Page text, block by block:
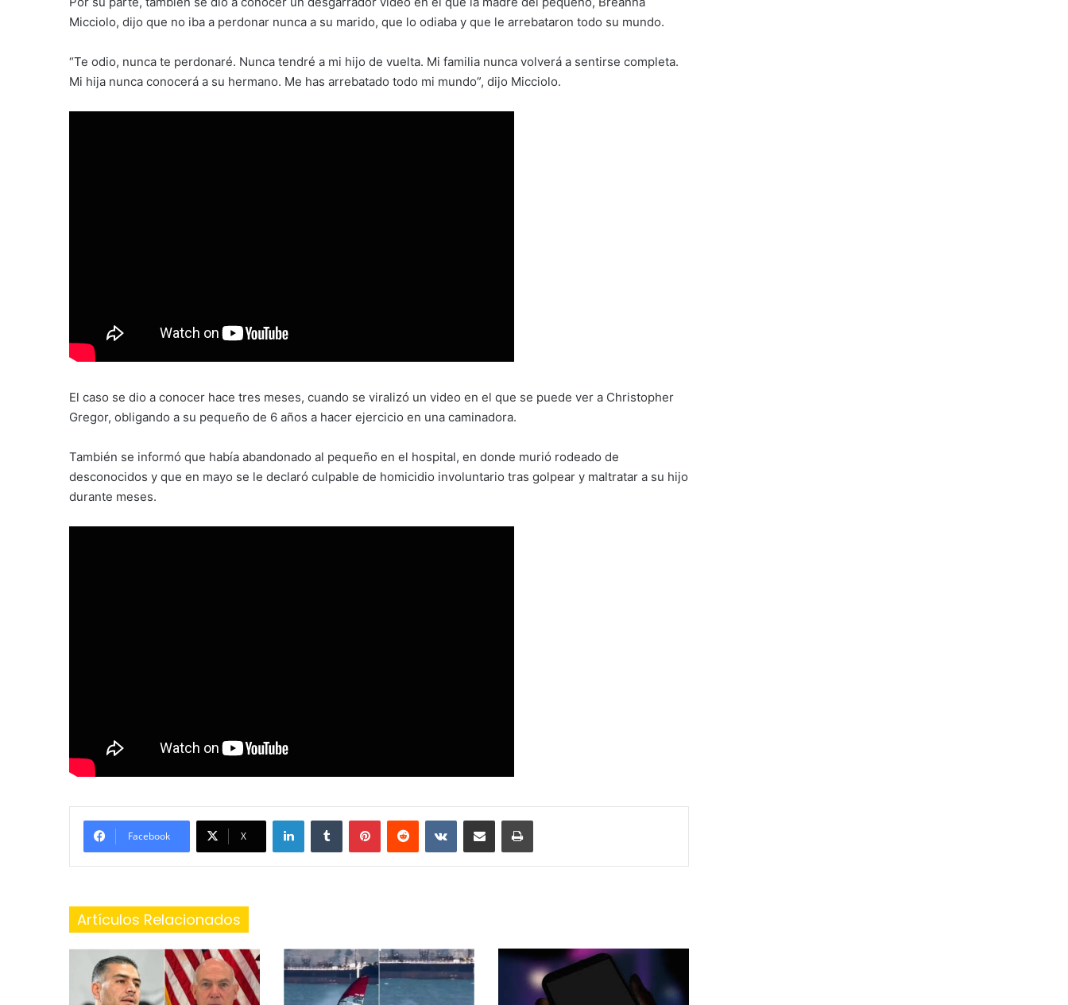
Micciolo, dijo que no iba a perdonar nunca a su marido, que lo odiaba y que le arrebataron todo su mundo.
“Te odio, nunca te perdonaré. Nunca tendré a mi hijo de vuelta. Mi familia nunca volverá a sentirse completa.
Mi hija nunca conocerá a su hermano. Me has arrebatado todo mi mundo”, dijo Micciolo.
El caso se dio a conocer hace tres meses, cuando se viralizó un video en el que se puede ver a Christopher
Gregor, obligando a su pequeño de 6 años a hacer ejercicio en una caminadora.
También se informó que había abandonado al pequeño en el hospital, en donde murió rodeado de
desconocidos y que en mayo se le declaró culpable de homicidio involuntario tras golpear y maltratar a su hijo
durante meses.
Facebook X
LinkedInTumblr PinterestReddit VKontakteShare via Email Print
Artículos Relacionados